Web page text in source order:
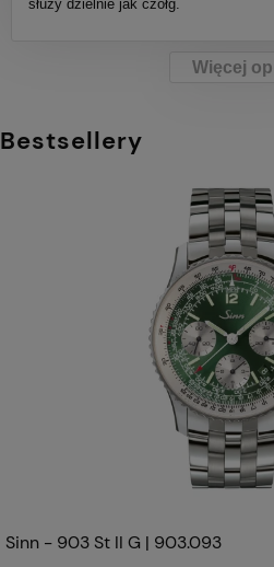
służy dzielnie jak czołg.
Więcej
Bestsellery
Sinn - 903 St II G | 903.093